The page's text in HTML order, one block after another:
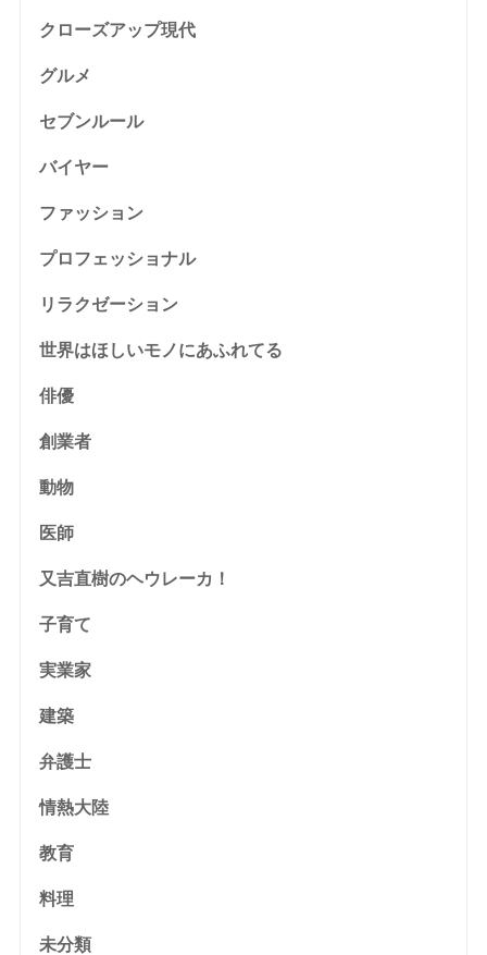
クローズアップ現代
グルメ
セブンルール
バイヤー
ファッション
プロフェッショナル
リラクゼーション
世界はほしいモノにあふれてる
俳優
創業者
動物
医師
又吉直樹のヘウレーカ！
子育て
実業家
建築
弁護士
情熱大陸
教育
料理
未分類